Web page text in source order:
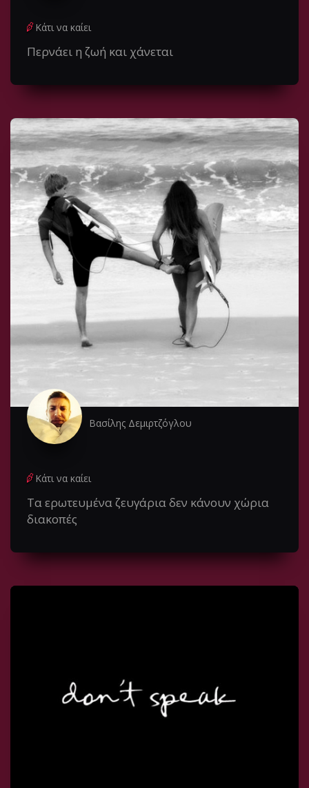
Κάτι να καίει
Περνάει η ζωή και χάνεται
Βασίλης Δεμιρτζόγλου
Κάτι να καίει
Τα ερωτευμένα ζευγάρια δεν κάνουν χώρια
διακοπές